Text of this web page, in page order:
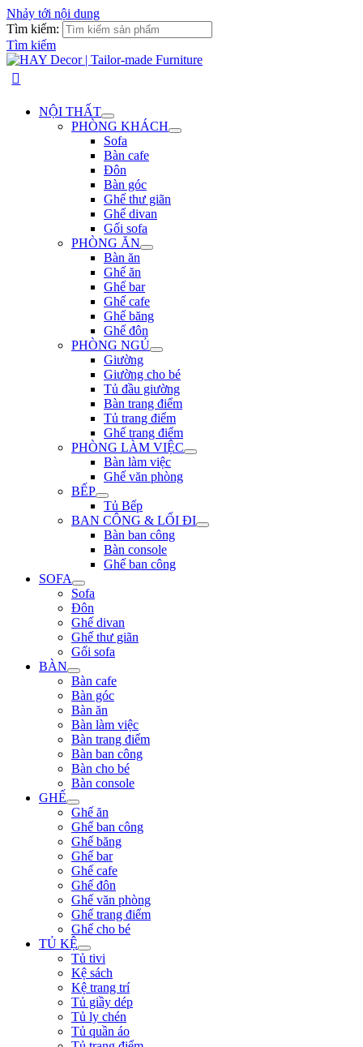
Nhảy tới nội dung
Tìm kiếm:
Tìm kiếm
NỘI THẤT
PHÒNG KHÁCH
Sofa
Bàn cafe
Đôn
Bàn góc
Ghế thư giãn
Ghế divan
Gối sofa
PHÒNG ĂN
Bàn ăn
Ghế ăn
Ghế bar
Ghế cafe
Ghế băng
Ghế đôn
PHÒNG NGỦ
Giường
Giường cho bé
Tủ đầu giường
Bàn trang điểm
Tủ trang điểm
Ghế trang điểm
PHÒNG LÀM VIỆC
Bàn làm việc
Ghế văn phòng
BẾP
Tủ Bếp
BAN CÔNG & LỐI ĐI
Bàn ban công
Bàn console
Ghế ban công
SOFA
Sofa
Đôn
Ghế divan
Ghế thư giãn
Gối sofa
BÀN
Bàn cafe
Bàn góc
Bàn ăn
Bàn làm việc
Bàn trang điểm
Bàn ban công
Bàn cho bé
Bàn console
GHẾ
Ghế ăn
Ghế ban công
Ghế băng
Ghế bar
Ghế cafe
Ghế đôn
Ghế văn phòng
Ghế trang điểm
Ghế cho bé
TỦ KỆ
Tủ tivi
Kệ sách
Kệ trang trí
Tủ giầy dép
Tủ ly chén
Tủ quần áo